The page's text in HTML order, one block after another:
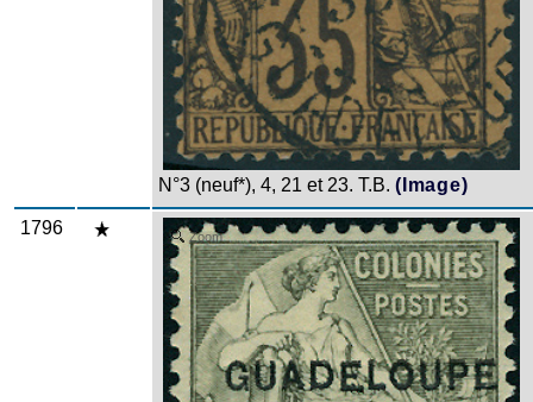
N°3 (neuf*), 4, 21 et 23. T.B. (Image)
1796 Zoom